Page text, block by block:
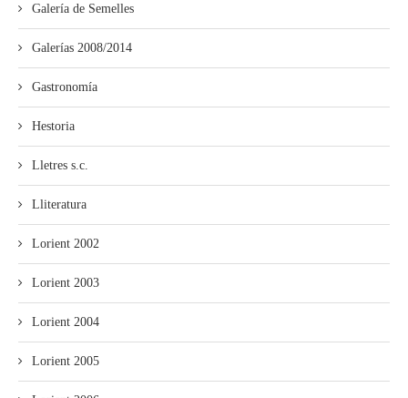
Galería de Semelles
Galerías 2008/2014
Gastronomía
Hestoria
Lletres s.c.
Lliteratura
Lorient 2002
Lorient 2003
Lorient 2004
Lorient 2005